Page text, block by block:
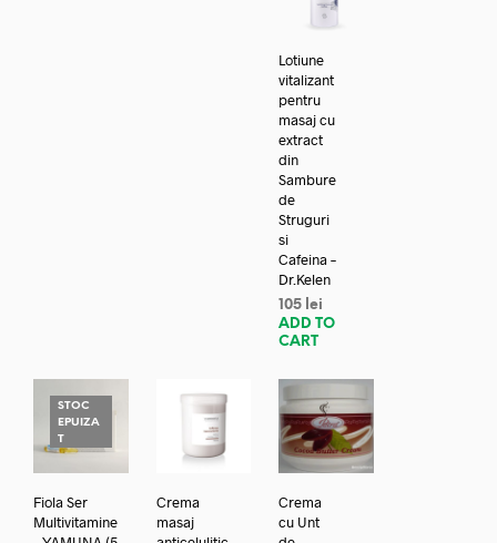
Lotiune
vitalizant
pentru
masaj cu
extract
din
Sambure
de
Struguri
si
Cafeina –
Dr.Kelen
105 lei
ADD TO
CART
STOC
EPUIZA
T
Fiola Ser
Multivitamine
Crema
masaj
Crema
cu Unt